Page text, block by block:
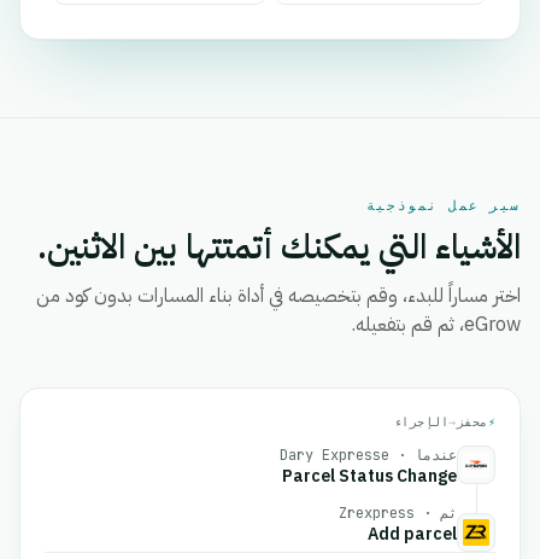
سير عمل نموذجية
الأشياء التي يمكنك أتمتتها بين الاثنين.
اختر مساراً للبدء، وقم بتخصيصه في أداة بناء المسارات بدون كود من
eGrow، ثم قم بتفعيله.
⚡ محفز →الإجراء
عندما · Dary Expresse
Parcel Status Change
ثم · Zrexpress
Add parcel